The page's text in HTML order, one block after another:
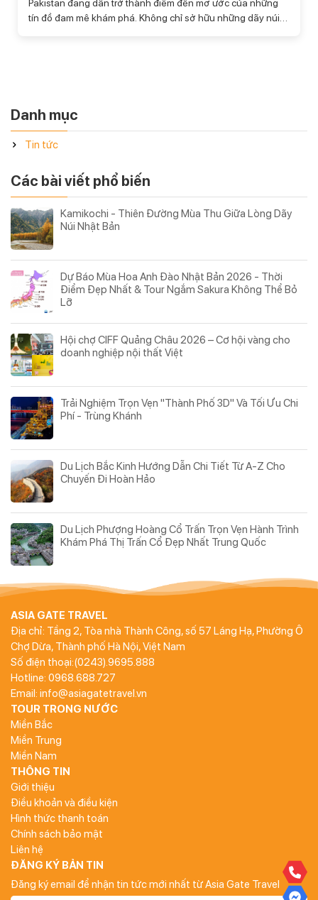
Pakistan đang dần trở thành điểm đến mơ ước của những
tín đồ đam mê khám phá. Không chỉ sở hữu những dãy núi
mong muốn tự mình chinh phục những cung đường huyền
thoại và khám phá "viên ngọc thô của châu Á".
Danh mục
Tin tức
Các bài viết phổ biến
Kamikochi - Thiên Đường Mùa Thu Giữa Lòng Dãy
Núi Nhật Bản
Dự Báo Mùa Hoa Anh Đào Nhật Bản 2026 - Thời
Điểm Đẹp Nhất & Tour Ngắm Sakura Không Thể Bỏ
Lỡ
Hội chợ CIFF Quảng Châu 2026 – Cơ hội vàng cho
doanh nghiệp nội thất Việt
Trải Nghiệm Trọn Vẹn "Thành Phố 3D" Và Tối Ưu Chi
Phí - Trùng Khánh
Du Lịch Bắc Kinh Hướng Dẫn Chi Tiết Từ A-Z Cho
Chuyến Đi Hoàn Hảo
Du Lịch Phượng Hoàng Cổ Trấn Trọn Vẹn Hành Trình
Khám Phá Thị Trấn Cổ Đẹp Nhất Trung Quốc
ASIA GATE TRAVEL
Địa chỉ: Tầng 2, Tòa nhà Thành Công, số 57 Láng Hạ, Phường Ô
Chợ Dừa, Thành phố Hà Nội, Việt Nam
Số điện thoại:(0243).9695.888
Hotline: 0968.688.727
Email: info@asiagatetravel.vn
TOUR TRONG NƯỚC
Miền Bắc
Miền Trung
Miền Nam
THÔNG TIN
Giới thiệu
Điều khoản và điều kiện
Hình thức thanh toán
Chính sách bảo mật
Liên hệ
ĐĂNG KÝ BẢN TIN
Đăng ký email để nhận tin tức mới nhất từ Asia Gate Travel